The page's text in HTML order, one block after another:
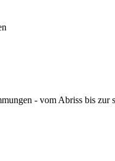
- vom Abriss bis zur